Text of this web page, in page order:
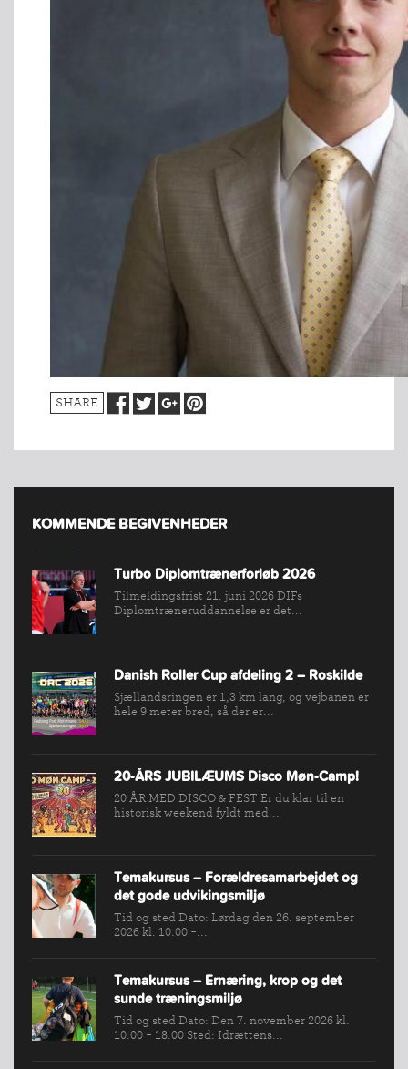
INDMELDELSE
KLUB
SPORTSGRENE
FORBUNDET
VÆRKTØJSKASSEN
KONKURRENCER
SHARE
KOMMENDE BEGIVENHEDER
Turbo Diplomtrænerforløb 2026
Tilmeldingsfrist 21. juni 2026 DIFs
Diplomtræneruddannelse er det...
Danish Roller Cup afdeling 2 – Roskilde
Sjællandsringen er 1,3 km lang, og vejbanen er
hele 9 meter bred, så der er...
20-ÅRS JUBILÆUMS Disco Møn-Camp!
20 ÅR MED DISCO & FEST Er du klar til en
historisk weekend fyldt med...
Temakursus – Forældresamarbejdet og
det gode udvikingsmiljø
Tid og sted Dato: Lørdag den 26. september
2026 kl. 10.00 -...
Temakursus – Ernæring, krop og det
sunde træningsmiljø
Tid og sted Dato: Den 7. november 2026 kl.
10.00 - 18.00 Sted: Idrættens...